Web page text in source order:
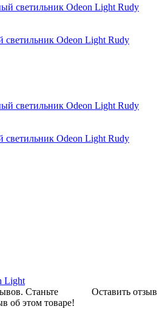
светильник Odeon Light Rudy
светильник Odeon Light Rudy
Light
Оставить отзыв
Станьте
об этом товаре!